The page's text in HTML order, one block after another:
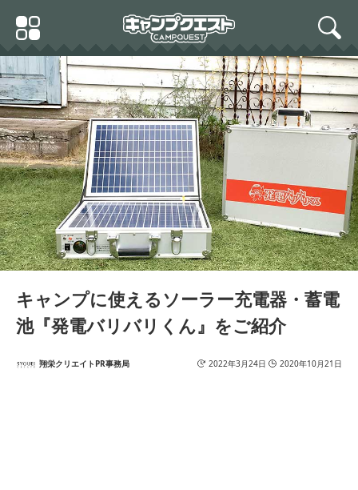
Primary
Menu
search
キャンプに使えるソーラー充電器・蓄電
池『発電バリバリくん』をご紹介
翔栄クリエイトPR事務局 2022年3月24日 2020年10月21日
ポータブルソーラー蓄電池
『発電バリバリくん』AC1
00V入出力 トランク型 90
000mAh/250W